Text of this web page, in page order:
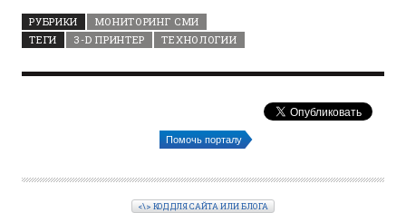
РУБРИКИ
МОНИТОРИНГ СМИ
ТЕГИ
3-D ПРИНТЕР ТЕХНОЛОГИИ
Помочь порталу
<\> КОД ДЛЯ САЙТА ИЛИ БЛОГА